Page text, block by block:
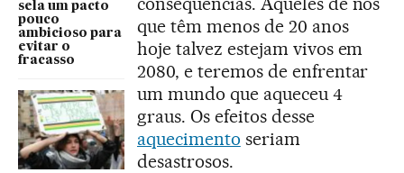
sela um pacto
pouco
ambicioso para
evitar o
fracasso
que têm menos de 20 anos
hoje talvez estejam vivos em
2080, e teremos de enfrentar
um mundo que aqueceu 4
graus. Os efeitos desse
aquecimento seriam
desastrosos.